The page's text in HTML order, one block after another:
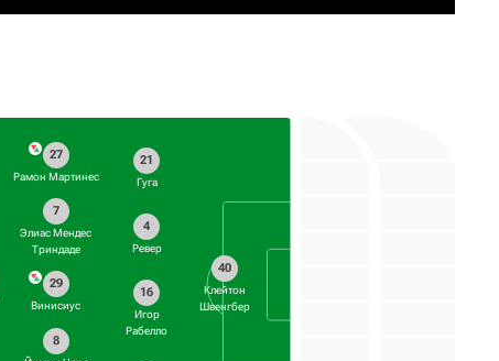
40
Клейтон
Швенгбер
21
Гуга
4
Ревер
16
Игор
Рабелло
27
Рамон Мартинес
7
Элиас Мендес
Триндаде
29
Винисиус
8